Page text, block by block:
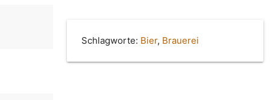
Schlagworte: Bier, Brauerei